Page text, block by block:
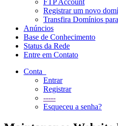
FTP Account
Registrar um novo
Transfira Domínios
Anúncios
Base de Conhecimento
Status da Rede
Entre em Contato
Conta
Entrar
Registrar
-----
Esqueceu a senha?